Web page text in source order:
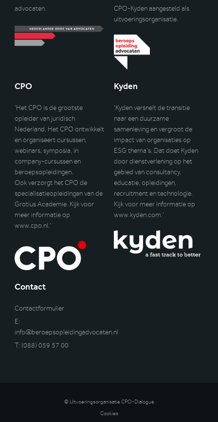
advocaten.
CPO-Kyden aangesteld als
uitvoeringsorganisatie.
CPO
‘Het CPO is de grootste
opleider van juridisch
Nederland. Het CPO ontwikkelt
en organiseert cursussen,
webinars, symposia, in
company-cursussen en
beroepsopleidingen.
Ook verzorgt het CPO de
specialisatieopleidingen van de
Grotius Academie. Kijk voor
meer informatie op
www.cpo.nl.’
Kyden
‘Kyden versnelt de transitie
naar een duurzame
samenleving en vergroot de
impact van organisaties op
ESG thema’s. Dat doet Kyden
door dienstverlening op het
gebied van consultancy,
educatie, opleidingen,
recruitment en technologie.
Kijk voor meer informatie op
www.kyden.com.’
Contact
Contactformulier
E:
info@beroepsopleidingadvocaten.nl
T: (088) 059 57 00
© Uitvoeringsorganisatie CPO-Dialogue
Cookies